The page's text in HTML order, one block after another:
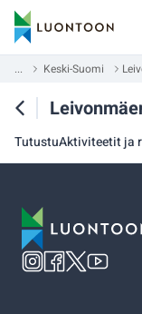
... Keski-Suomi
TutustuAktiviteetit ja